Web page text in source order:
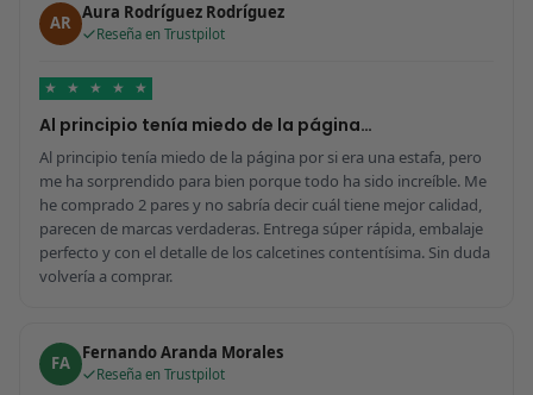
AR Aura Rodríguez Rodríguez
Reseña en Trustpilot
★ ★ ★ ★ ★
Al principio tenía miedo de la página…
Al principio tenía miedo de la página por si era una estafa, pero
me ha sorprendido para bien porque todo ha sido increíble. Me
he comprado 2 pares y no sabría decir cuál tiene mejor calidad,
parecen de marcas verdaderas. Entrega súper rápida, embalaje
perfecto y con el detalle de los calcetines contentísima. Sin duda
volvería a comprar.
FA Fernando Aranda Morales
Reseña en Trustpilot